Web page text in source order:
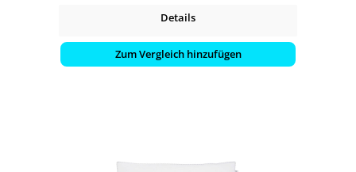
Details
Zum Vergleich hinzufügen